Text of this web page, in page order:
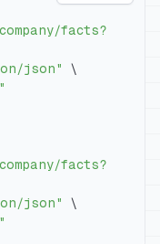
facts?
json"
\
facts?
json"
\